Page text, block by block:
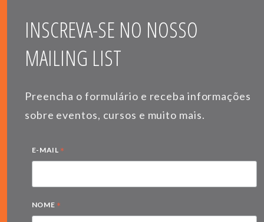
INSCREVA-SE NO NOSSO
MAILING LIST
Preencha o formulário e receba informações
sobre eventos, cursos e muito mais.
E-MAIL *
NOME *